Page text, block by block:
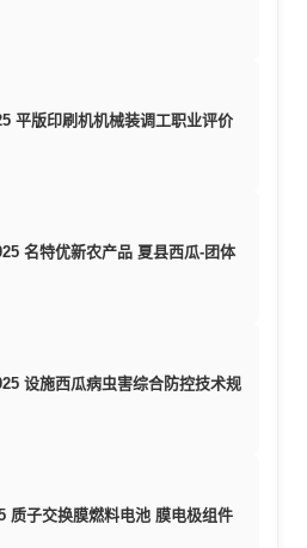
平版印刷机机械装调工职业评价
名特优新农产品 夏县西瓜-团体
设施西瓜病虫害综合防控技术规
质子交换膜燃料电池 膜电极组件